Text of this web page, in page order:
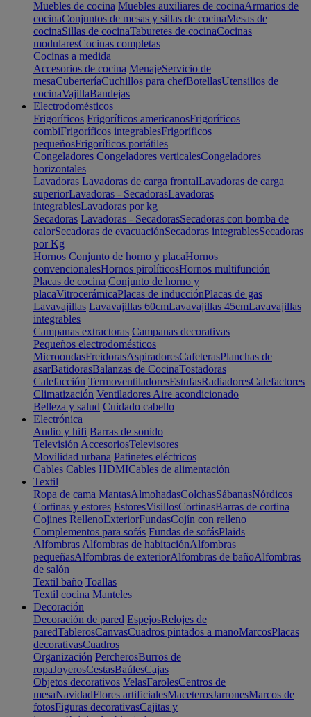
Muebles de cocina Muebles auxiliares de cocinaArmarios de
cocinaConjuntos de mesas y sillas de cocinaMesas de
cocinaSillas de cocinaTaburetes de cocinaCocinas
modularesCocinas completas
Cocinas a medida
Accesorios de cocina MenajeServicio de
mesaCuberteríaCuchillos para chefBotellasUtensilios de
cocinaVajillaBandejas
Electrodomésticos
Frigoríficos Frigoríficos americanosFrigoríficos
combiFrigoríficos integrablesFrigoríficos
pequeñosFrigoríficos portátiles
Congeladores Congeladores verticalesCongeladores
horizontales
Lavadoras Lavadoras de carga frontalLavadoras de carga
superiorLavadoras - SecadorasLavadoras
integrablesLavadoras por kg
Secadoras Lavadoras - SecadorasSecadoras con bomba de
calorSecadoras de evacuaciónSecadoras integrablesSecadoras
por Kg
Hornos Conjunto de horno y placaHornos
convencionalesHornos pirolíticosHornos multifunción
Placas de cocina Conjunto de horno y
placaVitrocerámicaPlacas de inducciónPlacas de gas
Lavavajillas Lavavajillas 60cmLavavajillas 45cmLavavajillas
integrables
Campanas extractoras Campanas decorativas
Pequeños electrodomésticos
MicroondasFreidorasAspiradoresCafeterasPlanchas de
asarBatidorasBalanzas de CocinaTostadoras
Calefacción TermoventiladoresEstufasRadiadoresCalefactores
Climatización Ventiladores Aire acondicionado
Belleza y salud Cuidado cabello
Electrónica
Audio y hifi Barras de sonido
Televisión AccesoriosTelevisores
Movilidad urbana Patinetes eléctricos
Cables Cables HDMICables de alimentación
Textil
Ropa de cama MantasAlmohadasColchasSábanasNórdicos
Cortinas y estores EstoresVisillosCortinasBarras de cortina
Cojines RellenoExteriorFundasCojín con relleno
Complementos para sofás Fundas de sofásPlaids
Alfombras Alfombras de habitaciónAlfombras
pequeñasAlfombras de exteriorAlfombras de bañoAlfombras
de salón
Textil baño Toallas
Textil cocina Manteles
Decoración
Decoración de pared EspejosRelojes de
paredTablerosCanvasCuadros pintados a manoMarcosPlacas
decorativasCuadros
Organización PercherosBurros de
ropaJoyerosCestasBaúlesCajas
Objetos decorativos VelasFarolesCentros de
mesaNavidadFlores artificialesMaceterosJarronesMarcos de
fotosFiguras decorativasCajitas y